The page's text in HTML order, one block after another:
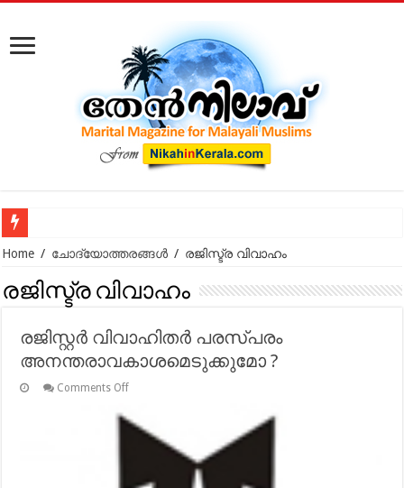
കോടതിക്ക് പുറത്ത് നടക്കുന്ന മുസ്‌ലിം വിവാഹ മോചനം: കുടുംബ
Home / ചോദ്യോത്തരങ്ങൾ / രജിസ്ട്ര വിവാഹം
രജിസ്ട്ര വിവാഹം
രജിസ്റ്റര്‍ വിവാഹിതര്‍ പരസ്പരം
അനന്തരാവകാശമെടുക്കുമോ ?
Comments Offon
പരസ്പരം
അനന്തരാവകാശമെടുക്കുമോ